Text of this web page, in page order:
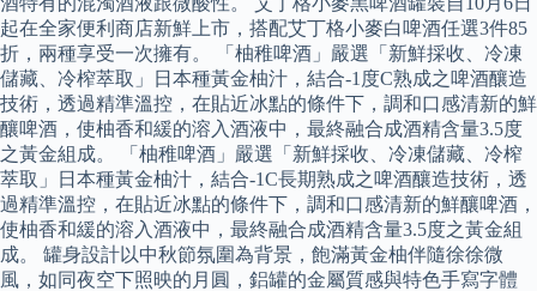
起在全家便利商店新鮮上市，搭配艾丁格小麥白啤酒任選3件85
折，兩種享受一次擁有。 「柚稚啤酒」嚴選「新鮮採收、冷凍
儲藏、冷榨萃取」日本種黃金柚汁，結合-1度C熟成之啤酒釀造
技術，透過精準溫控，在貼近冰點的條件下，調和口感清新的鮮
釀啤酒，使柚香和緩的溶入酒液中，最終融合成酒精含量3.5度
之黃金組成。 「柚稚啤酒」嚴選「新鮮採收、冷凍儲藏、冷榨
萃取」日本種黃金柚汁，結合-1C長期熟成之啤酒釀造技術，透
過精準溫控，在貼近冰點的條件下，調和口感清新的鮮釀啤酒，
使柚香和緩的溶入酒液中，最終融合成酒精含量3.5度之黃金組
成。 罐身設計以中秋節氛圍為背景，飽滿黃金柚伴隨徐徐微
風，如同夜空下照映的月圓，鋁罐的金屬質感與特色手寫字體